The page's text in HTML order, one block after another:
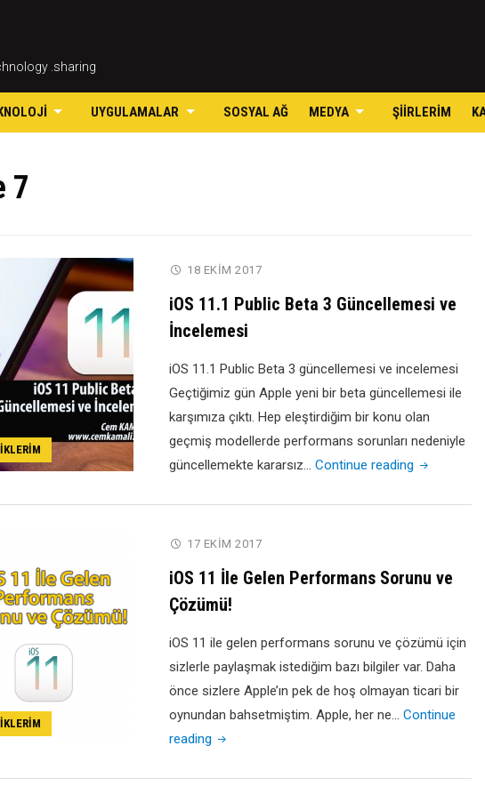
.sharing
UYGULAMALAR SOSYAL AĞ MEDYA ŞIIRLERIM
7
18 EKIM 2017
iOS 11.1 Public Beta 3 Güncellemesi ve
İncelemesi
iOS 11.1 Public Beta 3 güncellemesi ve incelemesi
Geçtiğimiz gün Apple yeni bir beta güncellemesi ile
karşımıza çıktı. Hep eleştirdiğim bir konu olan
geçmiş modellerde performans sorunları nedeniyle
güncellemekte kararsız… Continue reading "iOS
Güncellemesi
17 EKIM 2017
iOS 11 İle Gelen Performans Sorunu ve
Çözümü!
iOS 11 ile gelen performans sorunu ve çözümü için
sizlerle paylaşmak istediğim bazı bilgiler var. Daha
önce sizlere Apple’ın pek de hoş olmayan ticari bir
oynundan bahsetmiştim. Apple, her ne… Continue
reading "iOS